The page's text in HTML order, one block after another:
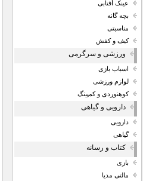
عینک آفتابی
بچه گانه
مناسبتی
کیف و کفش
ورزشی و سرگرمی
اسباب بازی
لوازم ورزشی
کوهنوردی و کمپینگ
دارویی و گیاهی
دارویی
گیاهی
کتاب و رسانه
بازی
مالتی مدیا